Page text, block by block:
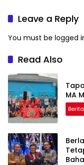
Leave a Reply
You must be logged
Read Also
MA
Berita